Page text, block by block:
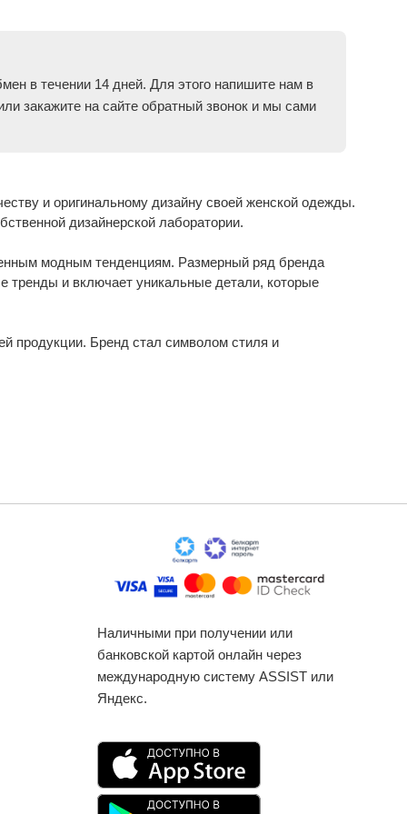
в течении 14 дней. Для этого напишите нам в
закажите на сайте обратный звонок и мы сами
и оригинальному дизайну своей женской одежды.
дизайнерской лаборатории.
модным тенденциям. Размерный ряд бренда
тренды и включает уникальные детали, которые
продукции. Бренд стал символом стиля и
Наличными при получении или
банковской картой онлайн через
международную систему ASSIST или
Яндекс.